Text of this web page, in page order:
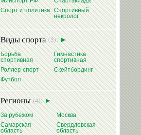
(хоккей)
читать далее
Спорт и политика Спортивный
некролог
Виды спорта(5):
Борьба
спортивная
Гимнастика
спортивная
Роллер-спорт
Скейтбординг
Футбол
Регионы(4):
За рубежом
Москва
Самарская
область
Свердловская
область